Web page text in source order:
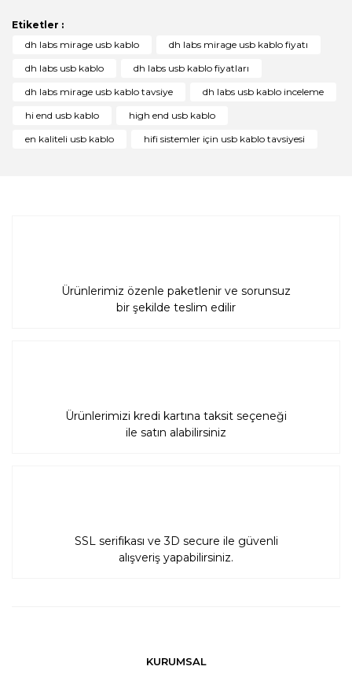
Yorum Yaz
Ürün bilgilerinde hatalar bulunuyor.
Ürün fiyatı diğer sitelerden daha pahalı.
Bu ürüne benzer farklı alternatifler olmalı.
Etiketler :
dh labs mirage usb kablo
dh labs mirage usb kablo fiyatı
dh labs usb kablo
dh labs usb kablo fiyatları
dh labs mirage usb kablo tavsiye
dh labs usb kablo inceleme
hi end usb kablo
high end usb kablo
en kaliteli usb kablo
hifi sistemler için usb kablo tavsiyesi
Ürünlerimiz özenle paketlenir ve sorunsuz
bir şekilde teslim edilir
Ürünlerimizi kredi kartına taksit seçeneği
ile satın alabilirsiniz
SSL serifikası ve 3D secure ile güvenli
alışveriş yapabilirsiniz.
KURUMSAL